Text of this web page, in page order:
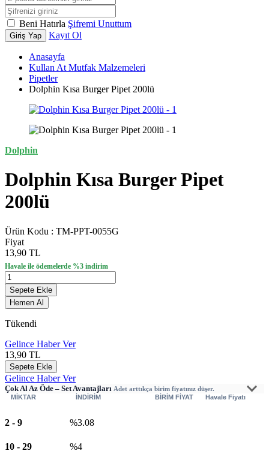
Beni Hatırla Şifremi Unuttum
Giriş Yap Kayıt Ol
Anasayfa
Kullan At Mutfak Malzemeleri
Pipetler
Dolphin Kısa Burger Pipet 200lü
Dolphin
Dolphin Kısa Burger Pipet
200lü
Ürün Kodu : TM-PPT-0055G
Fiyat
13,90 TL
Havale ile ödemelerde %3 indirim
Sepete Ekle
Hemen Al
Tükendi
Gelince Haber Ver
13,90 TL
Sepete Ekle
Gelince Haber Ver
Çok Al Az Öde – Set Avantajları Adet arttıkça birim fiyatınız düşer.
MİKTAR
İNDİRİM BİRİM FİYAT Havale Fiyatı
2 - 9 %3.08
10 - 29 %4